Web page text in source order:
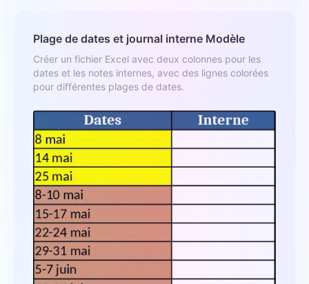
Plage de dates et journal interne Modèle
Créer un fichier Excel avec deux colonnes pour les
dates et les notes internes, avec des lignes colorées
pour différentes plages de dates.